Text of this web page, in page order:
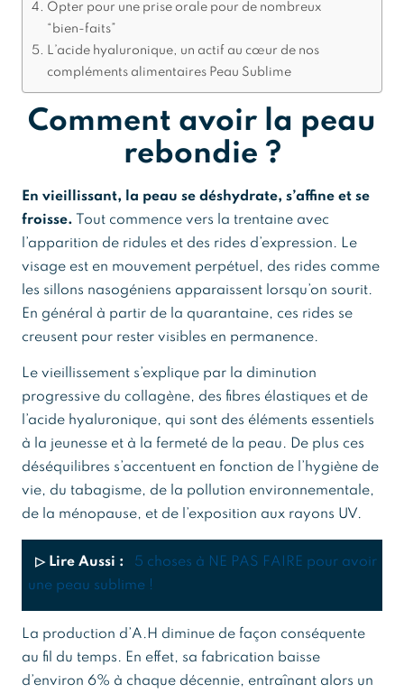
Opter pour une prise orale pour de nombreux
“bien-faits”
L’acide hyaluronique, un actif au cœur de nos
compléments alimentaires Peau Sublime
Comment avoir la peau
rebondie ?
En vieillissant, la peau se déshydrate, s’affine et se
froisse. Tout commence vers la trentaine avec
l’apparition de ridules et des rides d’expression. Le
visage est en mouvement perpétuel, des rides comme
les sillons nasogéniens apparaissent lorsqu’on sourit.
En général à partir de la quarantaine, ces rides se
creusent pour rester visibles en permanence.
Le vieillissement s’explique par la diminution
progressive du collagène, des fibres élastiques et de
l’acide hyaluronique, qui sont des éléments essentiels
à la jeunesse et à la fermeté de la peau. De plus ces
déséquilibres s’accentuent en fonction de l’hygiène de
vie, du tabagisme, de la pollution environnementale,
de la ménopause, et de l’exposition aux rayons UV.
▷ Lire Aussi :
5 choses à NE PAS FAIRE pour avoir
une peau sublime !
La production d’A.H diminue de façon conséquente
au fil du temps. En effet, sa fabrication baisse
d’environ 6% à chaque décennie, entraînant alors un